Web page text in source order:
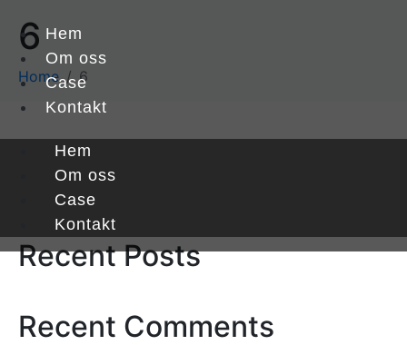
Hem
Om oss
Case
Kontakt
Hem
Om oss
Case
Kontakt
6
Home 6
Recent Posts
Recent Comments